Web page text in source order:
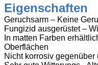
Eigenschaften
Geruchsarm – Keine
Fungizid ausgerüstet –
In matten Farben
Oberflächen
Nicht korrosiv